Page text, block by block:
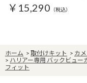
￥15,290 （税込）
ホーム > 取付けキット > カ
> ハリアー専用 バックビュー
フィット